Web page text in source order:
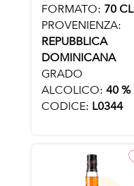
FORMATO: 70 CL
PROVENIENZA:
REPUBBLICA
DOMINICANA
GRADO
ALCOLICO: 40 %
CODICE: L0344